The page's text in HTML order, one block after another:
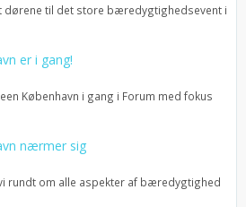
dørene til det store bæredygtighedsevent i
er i gang!
København i gang i Forum med fokus
nærmer sig
rundt om alle aspekter af bæredygtighed